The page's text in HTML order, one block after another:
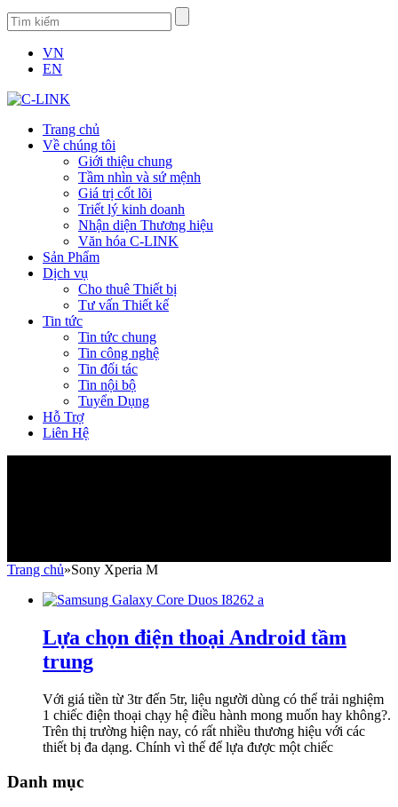
VN
EN
Trang chủ
Về chúng tôi
Giới thiệu chung
Tầm nhìn và sứ mệnh
Giá trị cốt lõi
Triết lý kinh doanh
Nhận diện Thương hiệu
Văn hóa C-LINK
Sản Phẩm
Dịch vụ
Cho thuê Thiết bị
Tư vấn Thiết kế
Tin tức
Tin tức chung
Tin công nghệ
Tin đối tác
Tin nội bộ
Tuyển Dụng
Hỗ Trợ
Liên Hệ
Trang chủ»Sony Xperia M
Lựa chọn điện thoại Android tầm
trung
Với giá tiền từ 3tr đến 5tr, liệu người dùng có thể trải nghiệm
1 chiếc điện thoại chạy hệ điều hành mong muốn hay không?.
Trên thị trường hiện nay, có rất nhiều thương hiệu với các
thiết bị đa dạng. Chính vì thế để lựa được một chiếc
Danh mục